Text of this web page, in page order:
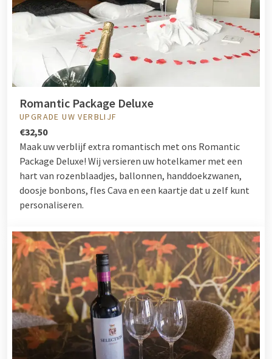
Romantic Package Deluxe
UPGRADE UW VERBLIJF
€32,50
Maak uw verblijf extra romantisch met ons Romantic
Package Deluxe! Wij versieren uw hotelkamer met een
hart van rozenblaadjes, ballonnen, handdoekzwanen,
doosje bonbons, fles Cava en een kaartje dat u zelf kunt
personaliseren.